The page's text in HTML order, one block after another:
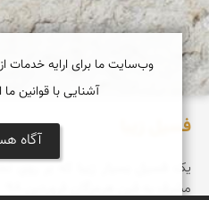
فسیل زیبا
یک فسیل بسیار زیبا که بر روی
مشرف به فین هرمزگان فروردین 98
وب‌سایت ما برای ارایه خدمات
آشنایی با قوانین
آگاه